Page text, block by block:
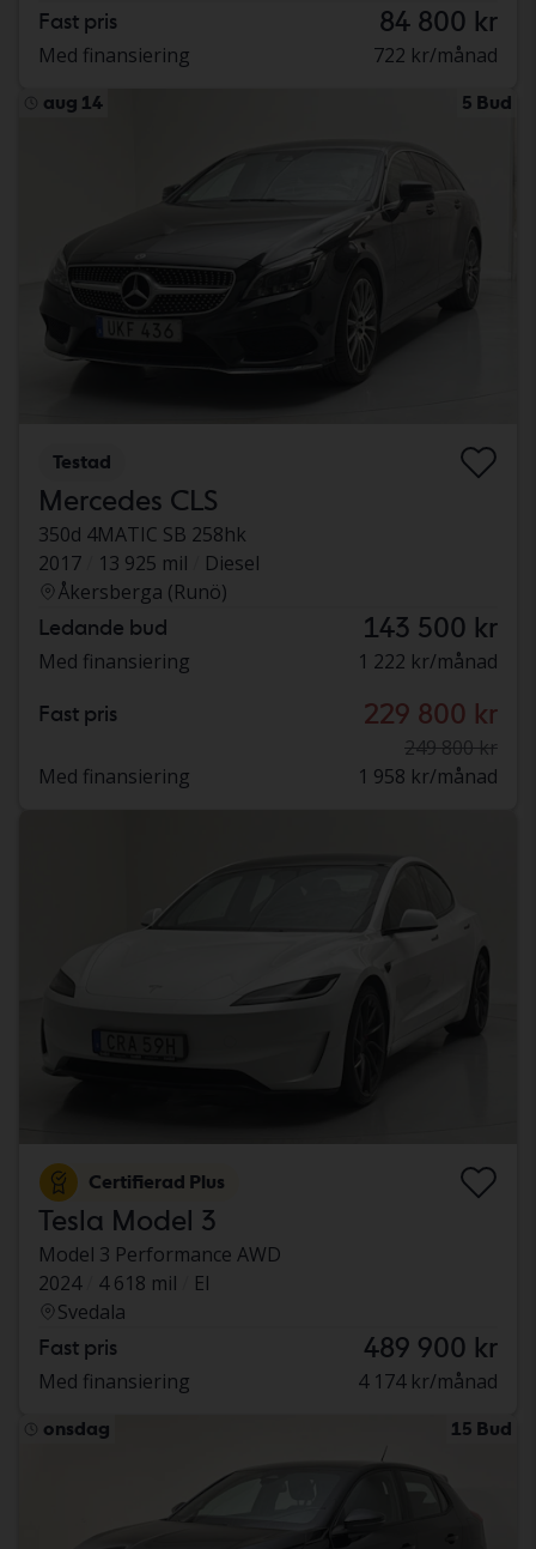
Fast pris 84 800 kr
Med finansiering 722 kr/månad
aug 14 5 Bud
Testad
Mercedes CLS
350d 4MATIC SB 258hk
2017
13 925 mil
Diesel
Åkersberga (Runö)
Ledande bud 143 500 kr
Med finansiering 1 222 kr/månad
Fast pris 229 800 kr
249 800 kr
Med finansiering
1 958 kr/månad
Certifierad Plus
Tesla Model 3
Model 3 Performance AWD
2024
4 618 mil
El
Svedala
Fast pris 489 900 kr
Med finansiering 4 174 kr/månad
onsdag 15 Bud